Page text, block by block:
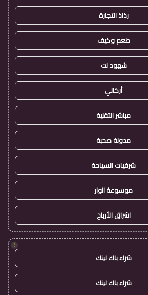
رذاذ التجارة
طعم وكيف
شهود نت
أركاني
مباشر التقنية
مدونة صحبة
شرقيات السياحة
موسوعة انوار
اشراق الأرباح
!
شراء باك لينك
شراء باك لينك